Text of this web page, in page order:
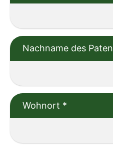
Nachname des Paten
Wohnort *